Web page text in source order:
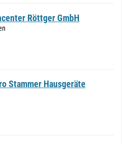
Röttger GmbH
Stammer Hausgeräte